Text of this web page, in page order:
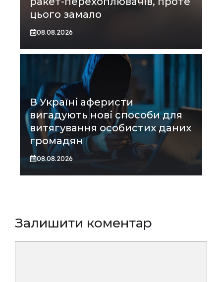
цього замало
08.08.2026
В Україні аферисти
вигадують нові способи для
витягування особистих даних
громадян
08.08.2026
Залишити коментар